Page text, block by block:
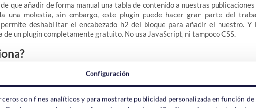
que añadir de forma manual una tabla de contenido a nuestras
una molestia, sin embargo, este plugin puede hacer gran parte del
permite deshabilitar el encabezado h2 del bloque para añadir el nuestro. Y
un plugin completamente gratuito. No usa JavaScript, ni tampoco CSS.
de la forma habitual a través de la
clave“SimpleTOC”.
Configuración
con fines analíticos y para mostrarte publicidad personalizada en función